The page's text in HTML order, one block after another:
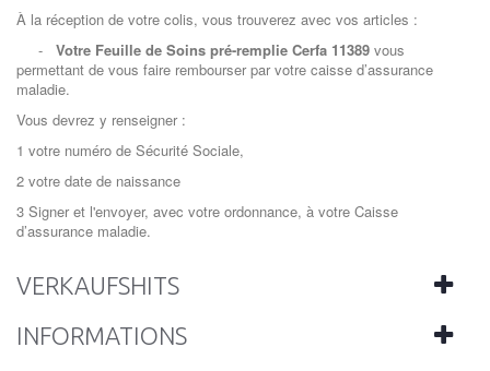
À la réception de votre colis, vous trouverez avec vos articles :
- Votre Feuille de Soins pré-remplie Cerfa 11389 vous
permettant de vous faire rembourser par votre caisse d’assurance
maladie.
Vous devrez y renseigner :
1 votre numéro de Sécurité Sociale,
2 votre date de naissance
3 Signer et l'envoyer, avec votre ordonnance, à votre Caisse
d’assurance maladie.
VERKAUFSHITS
INFORMATIONS